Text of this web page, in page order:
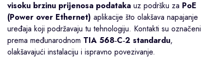
visoku brzinu prijenosa podataka uz podršku za PoE
(Power over Ethernet) aplikacije što olakšava napajanje
uređaja koji podržavaju tu tehnologiju. Kontakti su označeni
prema međunarodnom TIA 568‑C‑2 standardu,
olakšavajući instalaciju i ispravno povezivanje.